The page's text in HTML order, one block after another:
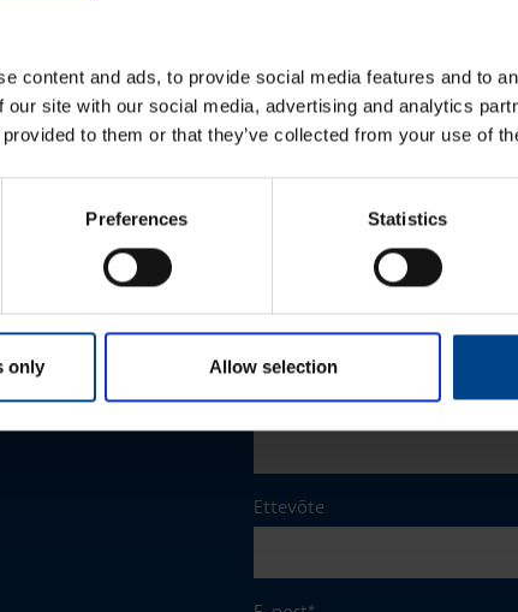
content and ads, to provide social media features and to
our site with our social media, advertising and analytics
to them or that they’ve collected from your use of
Preferences Statistics
only Allow selection
Perekonnanimi*
Ettevõte